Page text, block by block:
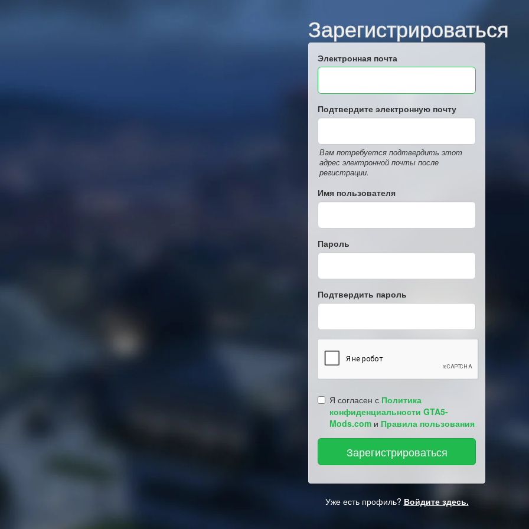
Зарегистрироваться
Электронная почта
Подтвердите электронную почту
Вам потребуется подтвердить этот
адрес электронной почты после
регистрации.
Имя пользователя
Пароль
Подтвердить пароль
Я согласен с Политика
конфиденциальности GTA5-
Mods.com и Правила пользования
Уже есть профиль? Войдите здесь.